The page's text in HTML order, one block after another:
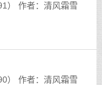
清风霜雪
清风霜雪